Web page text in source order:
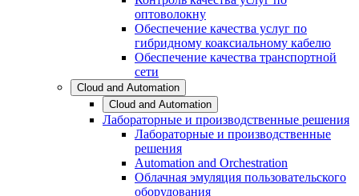
оптоволокну
Обеспечение качества услуг по
гибридному коаксиальному кабелю
Обеспечение качества транспортной
сети
Cloud and Automation
Cloud and Automation
Лабораторные и производственные решения
Лабораторные и производственные
решения
Automation and Orchestration
Облачная эмуляция пользовательского
оборудования